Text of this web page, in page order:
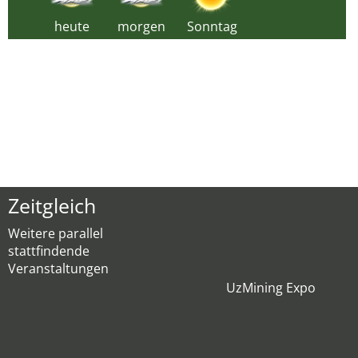
heute morgen Sonntag
Zeitgleich
Weitere parallel
stattfindende
Veranstaltungen
UzMining Expo